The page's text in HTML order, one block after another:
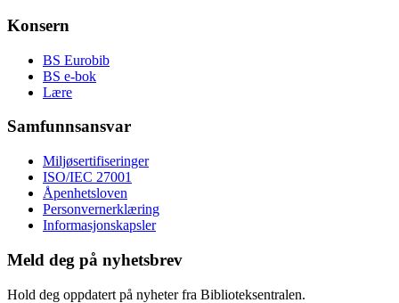
Konsern
BS Eurobib
BS e-bok
Lære
Samfunnsansvar
Miljøsertifiseringer
ISO/IEC 27001
Åpenhetsloven
Personvernerklæring
Informasjonskapsler
Meld deg på nyhetsbrev
Hold deg oppdatert på nyheter fra Biblioteksentralen.